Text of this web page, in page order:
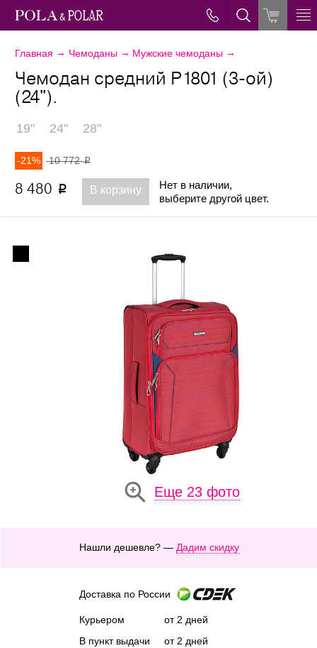
Главная → Чемоданы → Мужские чемоданы →
Еще 23 фото
Чемодан средний Р1801 (3-ой)
(24").
19" 24" 28"
-21% 10 772p
8 480 p В корзину
Нет в наличии,
выберите другой цвет.
Нашли дешевле? — Дадим скидку
Доставка по России
Курьером
В пункт выдачи
от 2 дней
от 2 дней